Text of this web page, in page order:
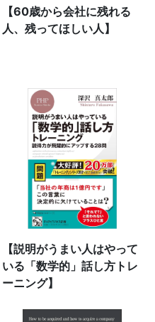
【60歳から会社に残れる
人、残ってほしい人】
【説明がうまい人はやって
いる「数学的」話し方トレ
ーニング】